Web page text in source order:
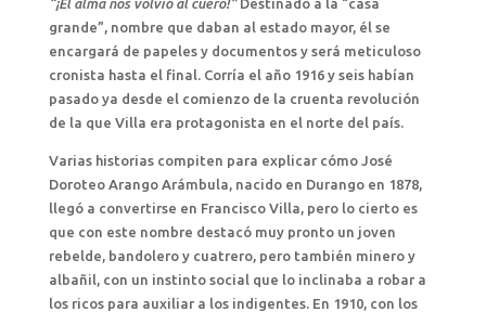
“¡El alma nos volvió al cuero!”Destinado a la “casa
grande”, nombre que daban al estado mayor, él se
encargará de papeles y documentos y será meticuloso
cronista hasta el final. Corría el año 1916 y seis habían
pasado ya desde el comienzo de la cruenta revolución
de la que Villa era protagonista en el norte del país.
Varias historias compiten para explicar cómo José
Doroteo Arango Arámbula, nacido en Durango en 1878,
llegó a convertirse en Francisco Villa, pero lo cierto es
que con este nombre destacó muy pronto un joven
rebelde, bandolero y cuatrero, pero también minero y
albañil, con un instinto social que lo inclinaba a robar a
los ricos para auxiliar a los indigentes. En 1910, con los